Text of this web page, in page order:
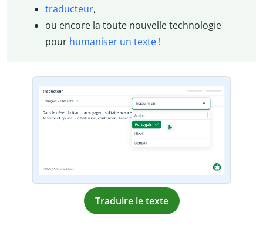
traducteur,
ou encore la toute nouvelle technologie
pour humaniser un texte!
Traduire le texte